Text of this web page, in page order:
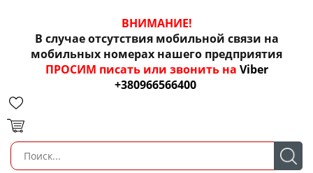
ВНИМАНИЕ!
В случае отсутствия мобильной связи на
мобильных номерах нашего предприятия
ПРОСИМ писать или звонить на Viber
+380966566400